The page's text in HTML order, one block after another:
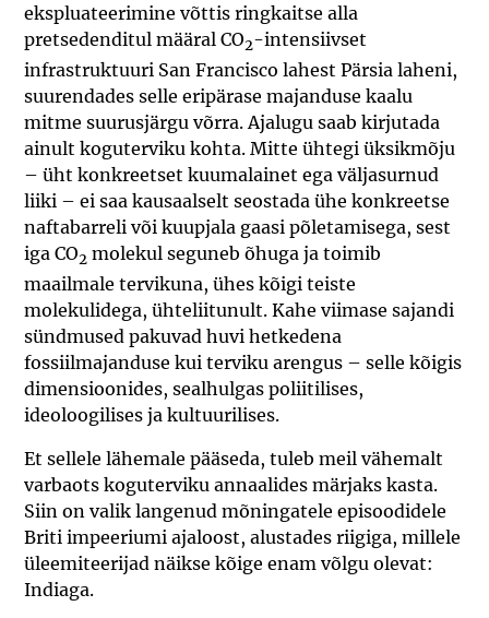
ekspluateerimine võttis ringkaitse alla
pretsedenditul määral CO2-intensiivset
infrastruktuuri San Francisco lahest Pärsia laheni,
suurendades selle eripärase majanduse kaalu
mitme suurusjärgu võrra. Ajalugu saab kirjutada
ainult koguterviku kohta. Mitte ühtegi üksikmõju
– üht konkreetset kuumalainet ega väljasurnud
liiki – ei saa kausaalselt seostada ühe konkreetse
naftabarreli või kuupjala gaasi põletamisega, sest
iga CO2 molekul seguneb õhuga ja toimib
maailmale tervikuna, ühes kõigi teiste
molekulidega, ühteliitunult. Kahe viimase sajandi
sündmused pakuvad huvi hetkedena
fossiilmajanduse kui terviku arengus – selle kõigis
dimensioonides, sealhulgas poliitilises,
ideoloogilises ja kultuurilises.
Et sellele lähemale pääseda, tuleb meil vähemalt
varbaots koguterviku annaalides märjaks kasta.
Siin on valik langenud mõningatele episoodidele
Briti impeeriumi ajaloost, alustades riigiga, millele
üleemiteerijad näikse kõige enam võlgu olevat:
Indiaga.